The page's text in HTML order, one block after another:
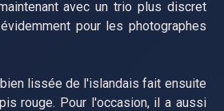
avec un trio plus discret
pour les photographes
lissée de l'islandais fait ensuite
rouge. Pour l'occasion, il a aussi